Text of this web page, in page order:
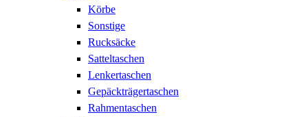
Körbe
Sonstige
Rucksäcke
Satteltaschen
Lenkertaschen
Gepäckträgertaschen
Rahmentaschen